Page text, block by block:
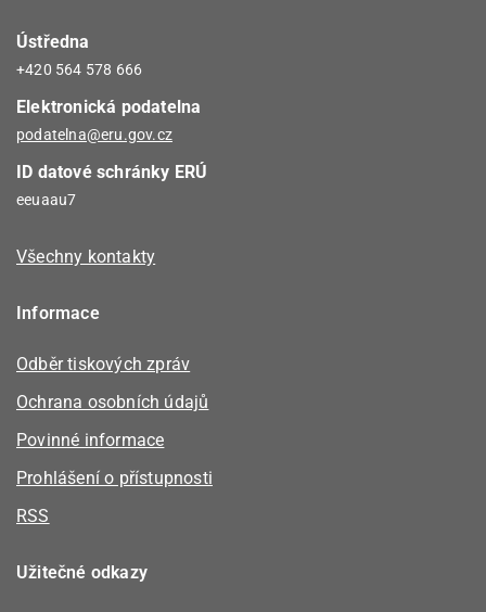
Ústředna
+420 564 578 666
Elektronická podatelna
podatelna@eru.gov.cz
ID datové schránky ERÚ
eeuaau7
Všechny kontakty
Informace
Odběr tiskových zpráv
Ochrana osobních údajů
Povinné informace
Prohlášení o přístupnosti
RSS
Užitečné odkazy